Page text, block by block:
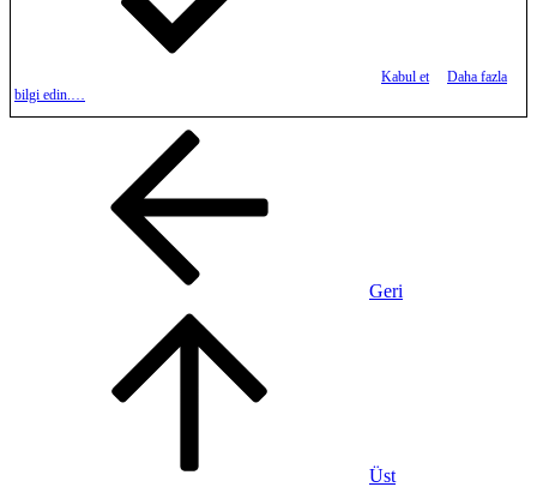
Kabul et
Daha fazla
bilgi edin.…
Geri
Üst